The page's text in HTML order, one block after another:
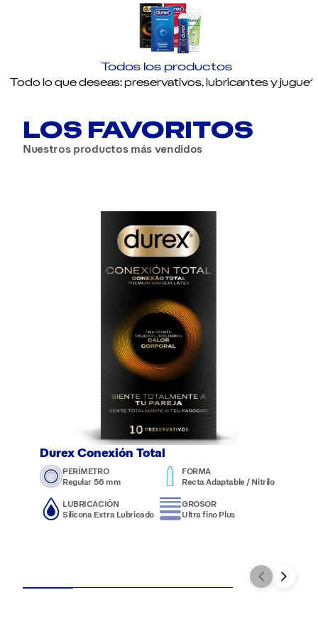
Todos los productos
Todo lo que deseas: preservativos, lubricantes y
LOS FAVORITOS
Nuestros productos más vendidos
Durex Conexión Total
PERÍMETRO
Regular 56 mm
FORMA
Recta Adaptable / Nitrilo
LUBRICACIÓN
Silicona Extra Lubricado
GROSOR
Ultra fino Plus